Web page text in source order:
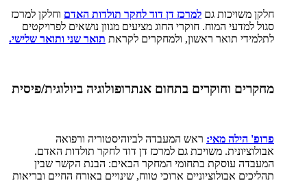
חלקן משויכות גם למרכז דן דוד לחקר תולדות האדם וחלקן למרכז
סגול למדעי המוח. חוקרי החוג מציעים מגוון נושאים לפרויקטים
לתלמידי תואר ראשון, ולמחקרים לקראת תואר שני ותואר שלישי.
מחקרים וחוקרים בתחום אנתרופולוגיה ביולוגית/פיסית
פרופ' הילה מאי: ראש המעבדה לביוהיסטוריה ורפואה
אבולוציונית. משויכת גם למרכז דן דוד לחקר תולדות האדם.
המעבדה עוסקת בתחומי המחקר הבאים: הבנת הקשר שבין
תהליכים אבולוציוניים ארוכי טווח, שינויים באורח החיים ובריאות